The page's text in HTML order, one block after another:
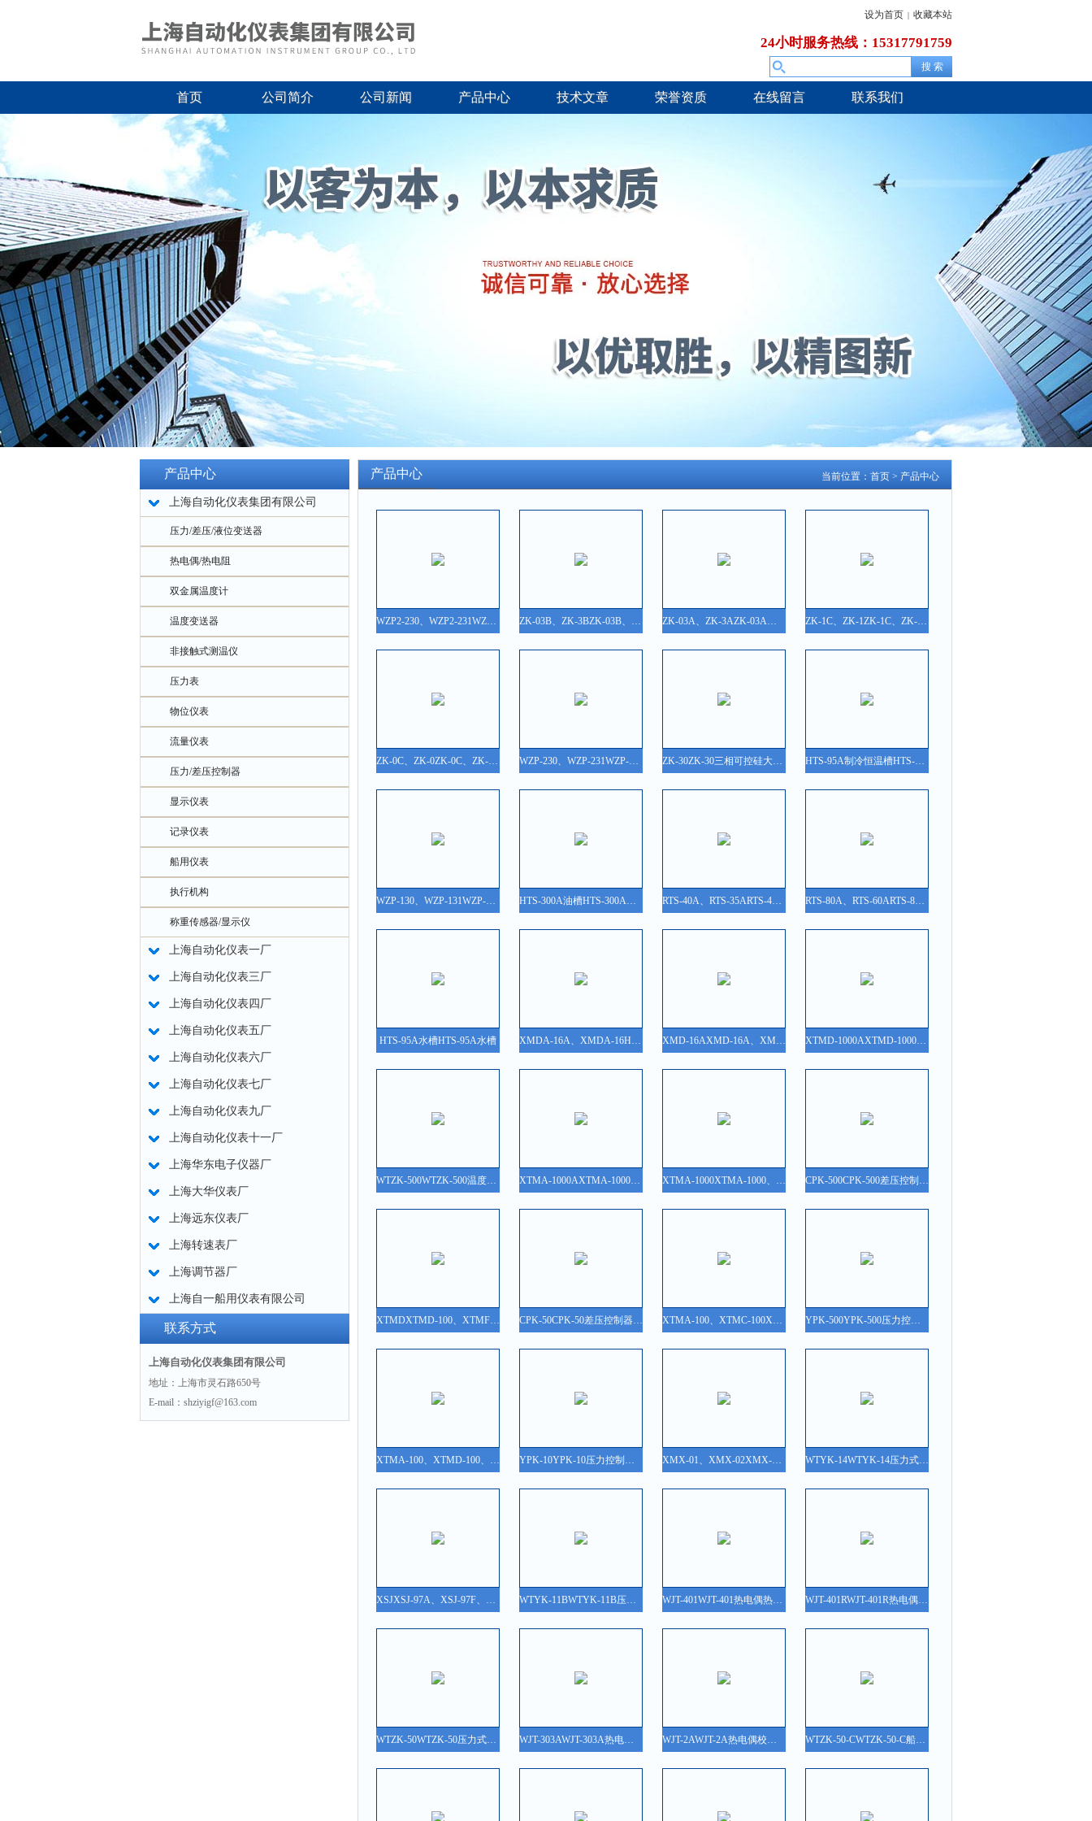
设为首页 | 收藏本站
24小时服务热线：15317791759
首页 公司简介 公司新闻 产品中心 技术文章 荣誉资质 在线留言 联系我们
产品中心
上海自动化仪表集团有限公司
压力/差压/液位变送器
热电偶/热电阻
双金属温度计
温度变送器
非接触式测温仪
压力表
物位仪表
流量仪表
压力/差压控制器
显示仪表
记录仪表
船用仪表
执行机构
称重传感器/显示仪
上海自动化仪表一厂
上海自动化仪表三厂
上海自动化仪表四厂
上海自动化仪表五厂
上海自动化仪表六厂
上海自动化仪表七厂
上海自动化仪表九厂
上海自动化仪表十一厂
上海华东电子仪器厂
上海大华仪表厂
上海远东仪表厂
上海转速表厂
上海调节器厂
上海自一船用仪表有限公司
联系方式
上海自动化仪表集团有限公司
地址：上海市灵石路650号
E-mail：shziyigf@163.com
当前位置： 首页 > 产品中心
产品中心
WZP2-230、WZP2-231WZP2-230、WZP2-231装配式热电阻 ZK-03B、ZK-3BZK-03B、ZK-3B 可控硅电压调整器 ZK-03A、ZK-3AZK-03A、ZK-3A 可控硅电压调整器 ZK-1C、ZK-1ZK-1C、ZK-1 可控硅电压调整器
ZK-0C、ZK-0ZK-0C、ZK-0可控硅电压调整器 WZP-230、WZP-231WZP-130、WZP-131、WZP-230、WZP-231装配式热电阻 ZK-30ZK-30三相可控硅大功率电压调整器 HTS-95A制冷恒温槽HTS-95A制冷恒温槽
WZP-130、WZP-131WZP-130、WZP-131、WZP-230、WZP-231装配式热电阻 HTS-300A油槽HTS-300A油槽 RTS-40A、RTS-35ARTS-40A、RTS-35A制冷恒温槽 RTS-80A、RTS-60ARTS-80A、RTS-60A制冷恒温槽
HTS-95A水槽HTS-95A水槽 XMDA-16A、XMDA-16HXMDA-16A、XMDA-16H、XMDA-16F 智能数字巡检仪 XMD-16AXMD-16A、XMD-16H、XMD-16F智能数字巡检仪 XTMD-1000AXTMD-1000A、XTMF-1000A 智能数字显示调节仪
WTZK-500WTZK-500温度控制器/温度开关 XTMA-1000AXTMA-1000A、XTMC-1000A 智能数字显示调节仪 XTMA-1000XTMA-1000、XTMD-1000、XTMF-1000 智能数字显示调节仪 CPK-500CPK-500差压控制器/差压开关
XTMDXTMD-100、XTMF-100、XTMC-100 智能数字显示调节仪 CPK-50CPK-50差压控制器/差压开关 XTMA-100、XTMC-100XTMA-100、XTMC-100、XTME-100 智能数字显示调节仪 YPK-500YPK-500压力控制器/压力开关
XTMA-100、XTMD-100、XTMF-100智能数字显示调节仪 YPK-10YPK-10压力控制器/压力开关 XMX-01、XMX-02XMX-01、XMX-02袖珍温度数字显示仪 WTYK-14WTYK-14压力式温度控制器/温度开关
XSJXSJ-97A、XSJ-97F、XSJ-97H智能流量积算仪 WTYK-11BWTYK-11B压力式温度控制器/温度开关 WJT-401WJT-401热电偶热电阻自动检定装置 WJT-401RWJT-401R热电偶自动检定装置
WTZK-50WTZK-50压力式温度控制器/温度开关 WJT-303AWJT-303A热电阻校验装置 WJT-2AWJT-2A热电偶校验装置 WTZK-50-CWTZK-50-C船用压力式温度控制器/温度开关